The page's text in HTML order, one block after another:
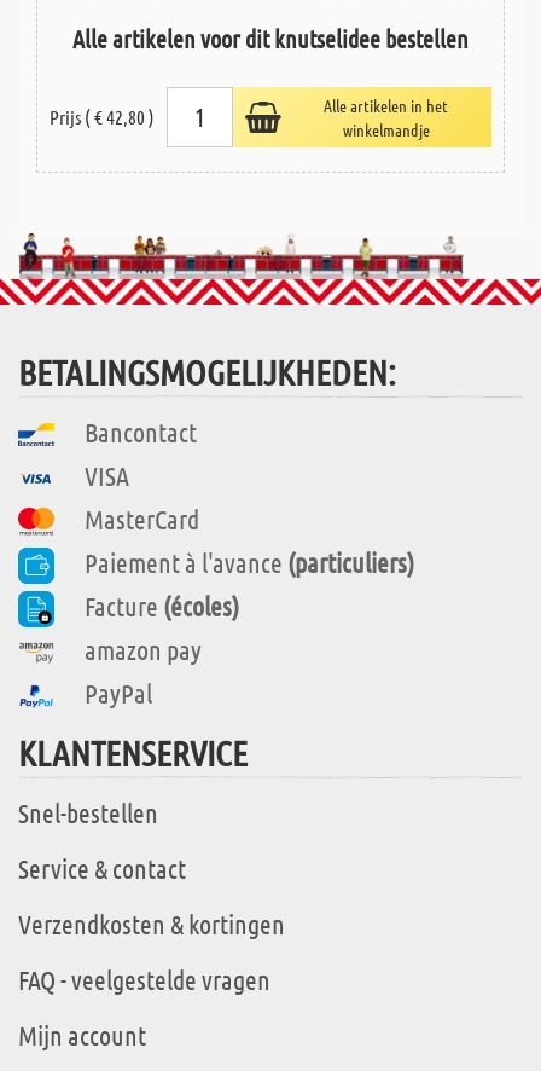
Alle artikelen voor dit knutselidee bestellen
Prijs ( € 42,80 )
Alle artikelen in het
winkelmandje
BETALINGSMOGELIJKHEDEN:
Bancontact
VISA
MasterCard
Paiement à l'avance (particuliers)
Facture (écoles)
amazon pay
PayPal
KLANTENSERVICE
Snel-bestellen
Service & contact
Verzendkosten & kortingen
FAQ - veelgestelde vragen
Mijn account